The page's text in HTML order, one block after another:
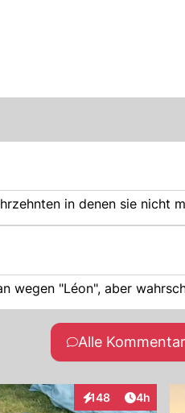
in denen sie nicht
wegen "Léon", aber
Alle
148
InteraktionenArtikel
4h